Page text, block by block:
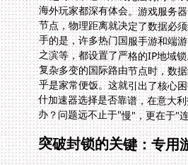
办？问题远不止于"慢"，更在于"
突破封锁的关键：专用